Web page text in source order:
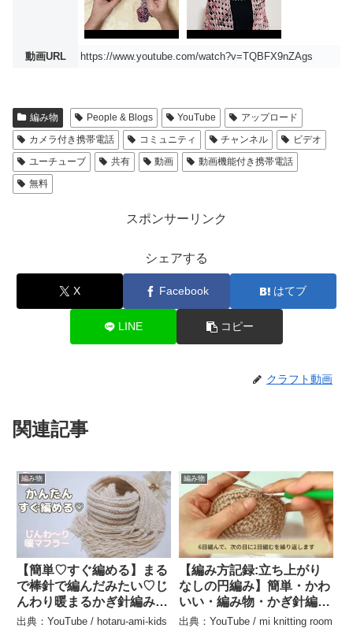
動画URL https://www.youtube.com/watch?v=TQBFX9nZAgs
編み物 People & Blogs YouTube
アップロード
カメラ付き携帯電話
コミュニティ チャンネル
ビデオ
ユーチューブ
共有 動画
動画機能付き携帯電話
無料
スポンサーリンク
シェアする
X Facebook はてブ
LINE コピー
クラフト動画
関連記事
編み物
【簡単♡すぐ編める】まる
で棒針で編んだみたい♡じ
んわり暖まるかぎ針編みの
マフラー – hotaru-ami-
出典：YouTube / hotaru-ami-kids
編み物
【編み方記録:立ち上がり
なしの円編み】簡単・かわ
いい・編み物・かぎ針編
み・初心者・Crochet・
出典：YouTube / mi knitting room